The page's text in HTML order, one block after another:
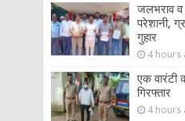
जलभराव
परेशानी,
गुहार
4 hours
एक वारंटी
गिरफ्तार
4 hours